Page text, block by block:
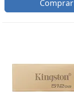
Comprar